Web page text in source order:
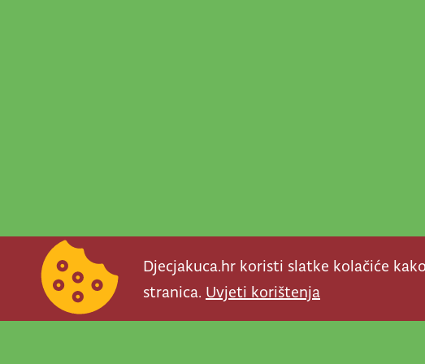
Djecjakuca.hr koristi slatke kolačiće
stranica. Uvjeti korištenja